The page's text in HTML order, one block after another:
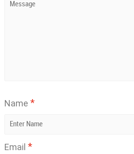
Name *
Email *